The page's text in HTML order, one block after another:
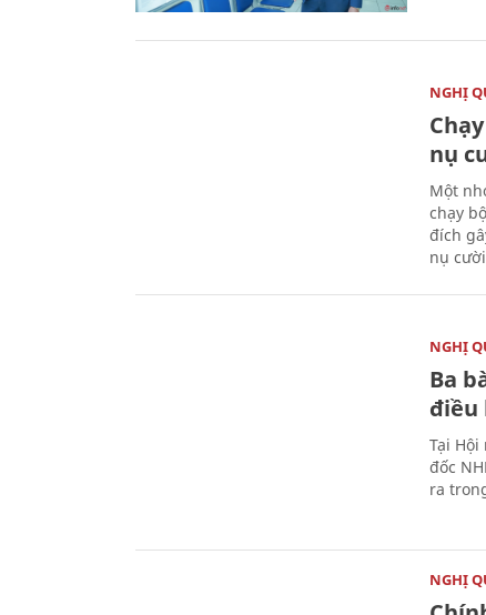
NGHỊ
nụ
Một
chạy
đích
nụ
NGHỊ
Ba
điều
Tại
đốc
ra
NGHỊ